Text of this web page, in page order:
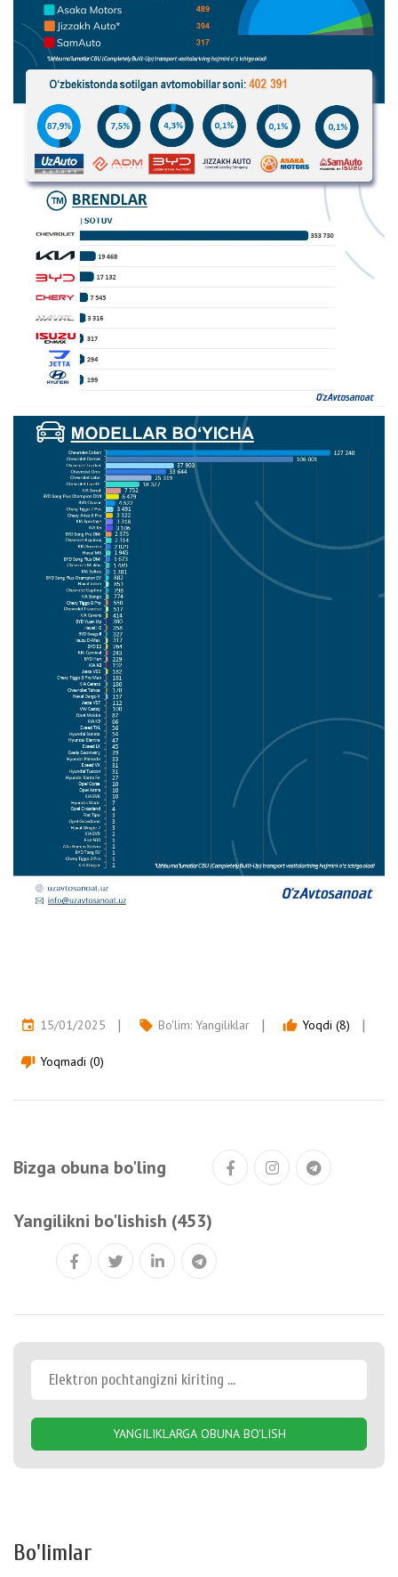
event 15/01/2025 local_offer Bo'lim: Yangiliklar thumb_up Yoqdi (8)
thumb_down Yoqmadi (0)
Bizga obuna bo'ling
Yangilikni bo'lishish (453)
YANGILIKLARGA OBUNA BO'LISH
Bo'limlar